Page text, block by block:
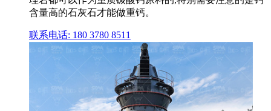
含量高的石灰石才能做重钙。
联系电话: 180 3780 8511